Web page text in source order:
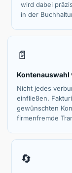
wird dabei
in der
📄
Kontenauswahl
Nicht jedes
einfließen.
gewünschten
firmenfremde
🔄